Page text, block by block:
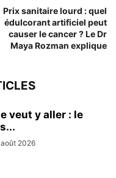
Prix sanitaire lourd : quel
édulcorant artificiel peut
causer le cancer ? Le Dr
Maya Rozman explique
veut y aller : le
août 2026